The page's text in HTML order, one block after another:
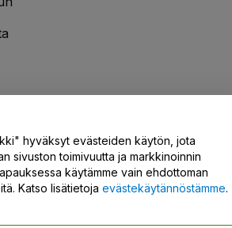
Ota meihin yhteyttä
hyväksyt evästeiden käytön, jota
sivuston toimivuutta ja markkinoinnin
käytämme vain ehdottoman
Katso lisätietoja evästekäytännöstämme.